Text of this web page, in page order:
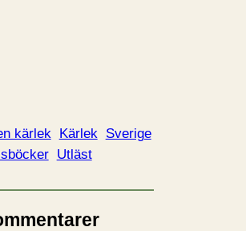
kärlek Kärlek
Sverige
Utläst